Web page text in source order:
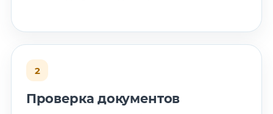
2
Проверка документов